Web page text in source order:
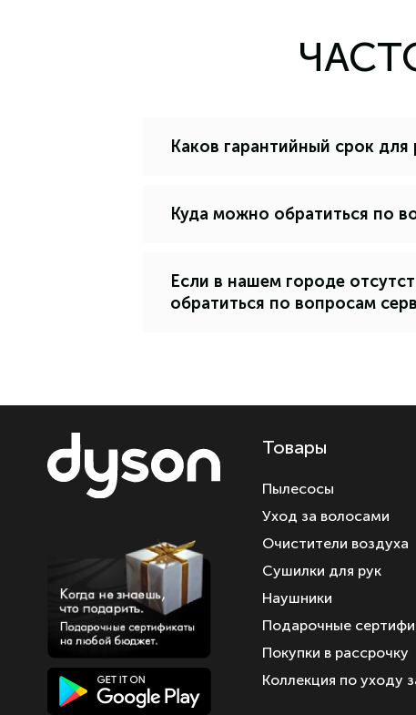
Каков гарантийный срок
Куда можно обратиться по
Если в нашем городе
обратиться по вопросам
Товары
Пылесосы
Уход за волосами
Очистители воздуха
Сушилки для рук
Наушники
Подарочные
Покупки в рассрочку
Коллекция по уходу